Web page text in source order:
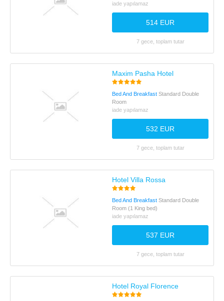
iade yapılamaz
514 EUR
7 gece, toplam tutar
Maxim Pasha Hotel
Bed And Breakfast Standard Double
Room
iade yapılamaz
532 EUR
7 gece, toplam tutar
Hotel Villa Rossa
Bed And Breakfast Standard Double
Room (1 King bed)
iade yapılamaz
537 EUR
7 gece, toplam tutar
Hotel Royal Florence